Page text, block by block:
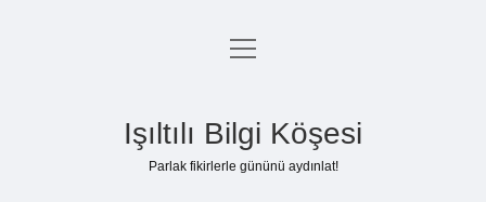
Anasayfa
Yasal Uyarı
menüyü
Işıltılı Bilgi Köşesi
Parlak fikirlerle gününü aydınlat!